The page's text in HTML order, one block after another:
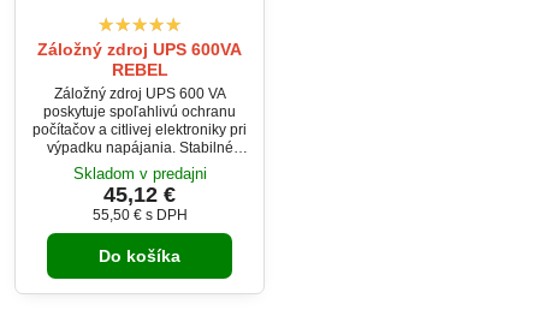
Záložný zdroj UPS 600VA
REBEL
Záložný zdroj UPS 600 VA
poskytuje spoľahlivú ochranu
počítačov a citlivej elektroniky pri
výpadku napájania. Stabilné
napätie a rýchly čas prepnutia 2–
6 ms udržia zariadenia v chode
bez prerušenia. Tichá prevádzka
pod 40 dB a kompaktné rozmery
z neho robia ideálne riešenie do
domácnosti aj kancelárie. Istota,
že o dáta a rozpracovanú prácu
neprídeš.
Skladom v predajni
45,12 €
55,50 € s DPH
Do košíka